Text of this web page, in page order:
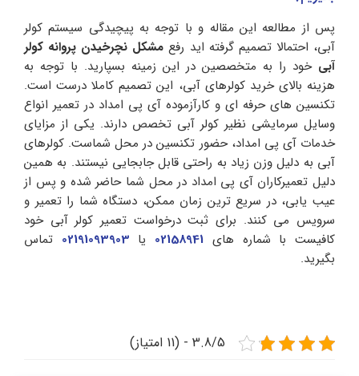
پس از مطالعه این مقاله و با توجه به پیچیدگی‌ سیستم کولر
آبی، احتمالا تصمیم گرفته‌ اید رفع مشکل نچرخیدن پروانه کولر
آبی خود را به متخصصین در این زمینه بسپارید. با توجه به
هزینه بالای خرید کولرهای آبی، این تصمیم کاملا درست است.
تکنسین‌ های حرفه‌ ای و کارآزموده آی پی امداد در تعمیر انواع
وسایل سرمایشی نظیر کولر آبی تخصص دارند. یکی از مزایای
خدمات آی پی امداد، حضور تکنسین در محل شماست. کولرهای
آبی به دلیل وزن زیاد به راحتی قابل جابجایی نیستند. به همین
دلیل تعمیرکاران آی پی امداد در محل شما حاضر شده و پس از
عیب‌ یابی، در سریع‌ ترین زمان ممکن، دستگاه شما را تعمیر و
سرویس می‌ کنند. برای ثبت درخواست تعمیر کولر آبی خود
کافیست با شماره‌ های 02158941 یا 02191093903 تماس
بگیرید.
3.8/5 - (11 امتیاز)